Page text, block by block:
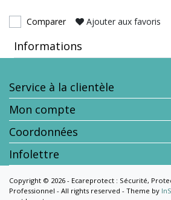
Comparer Ajouter aux favoris
Informations
Service à la clientèle
Mon compte
Coordonnées
Infolettre
Copyright © 2026 - Ecareprotect : Sécurité,
Professionnel - All rights reserved - Theme by